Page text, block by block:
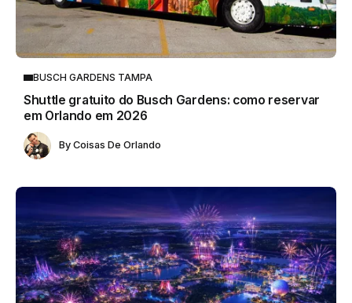
BUSCH GARDENS TAMPA
Shuttle gratuito do Busch Gardens: como reservar
em Orlando em 2026
By Coisas De Orlando